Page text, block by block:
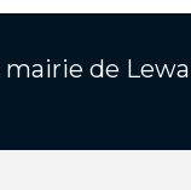
mairie de